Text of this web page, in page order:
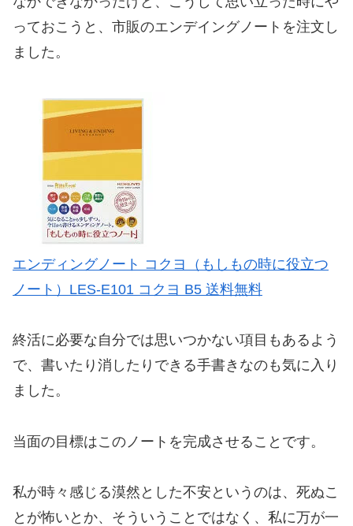
っておこうと、市販のエンデイングノートを注文し
ました。
エンディングノート コクヨ（もしもの時に役立つ
ノート）LES-E101 コクヨ B5 送料無料
終活に必要な自分では思いつかない項目もあるよう
で、書いたり消したりできる手書きなのも気に入り
ました。
当面の目標はこのノートを完成させることです。
私が時々感じる漠然とした不安というのは、死ぬこ
とが怖いとか、そういうことではなく、私に万が一